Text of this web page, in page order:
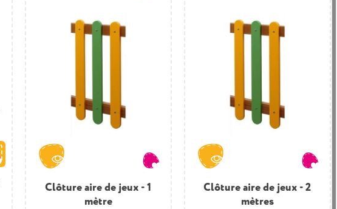
Clôture aire de jeux - 1
mètre
Clôture aire de jeux - 2
mètres